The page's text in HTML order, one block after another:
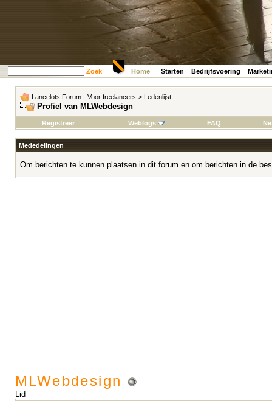
Zoek Home Starten Bedrijfsvoering
Lancelots Forum - Voor freelancers > Ledenlijst
Profiel van MLWebdesign
Registreer Weblogs FAQ
Mededelingen
Om berichten te kunnen plaatsen in dit forum en om berichten in de
MLWebdesign
Lid